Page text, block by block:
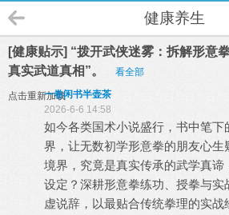
健康养生
[健康贴示] “拨开武侠迷雾：拆解形意
真实武道真相”。
看全部
点击重新加载一卷闲书半壶茶
2026-6-6 14:58
如今各类国术小说盛行，书中笔下
界，让无数初学形意拳的朋友心生
境界，究竟是真实传承的武学真谛
设定？深耕形意拳练功、授拳与
虚说辞，以最贴合传统拳理的实